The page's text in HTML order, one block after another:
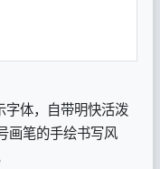
体，自带明快活泼
画笔的手绘书写风